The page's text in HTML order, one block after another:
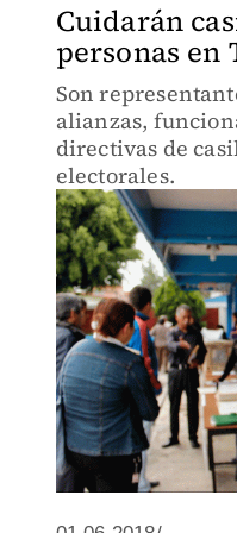
Cuidarán
personas en
Son
alianzas,
directivas de
electorales.